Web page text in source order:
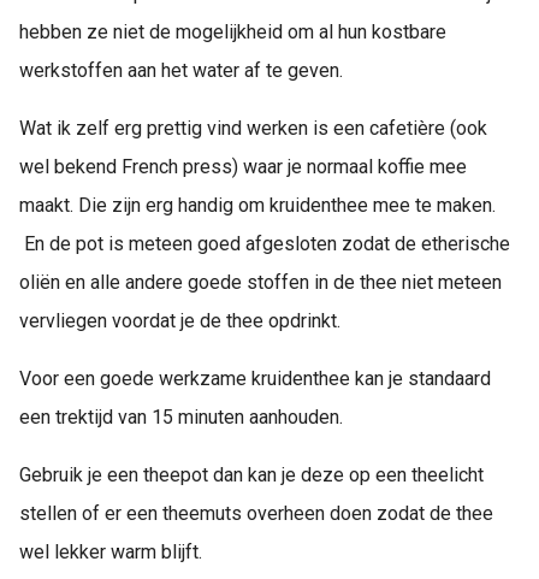
hebben ze niet de mogelijkheid om al hun kostbare
werkstoffen aan het water af te geven.
Wat ik zelf erg prettig vind werken is een cafetière (ook
wel bekend French press) waar je normaal koffie mee
maakt. Die zijn erg handig om kruidenthee mee te maken.
En de pot is meteen goed afgesloten zodat de etherische
oliën en alle andere goede stoffen in de thee niet meteen
vervliegen voordat je de thee opdrinkt.
Voor een goede werkzame kruidenthee kan je standaard
een trektijd van 15 minuten aanhouden.
Gebruik je een theepot dan kan je deze op een theelicht
stellen of er een theemuts overheen doen zodat de thee
wel lekker warm blijft.